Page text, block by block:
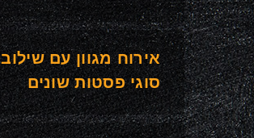
אירוח מגוון עם שילוב
סוגי פסטות שונים